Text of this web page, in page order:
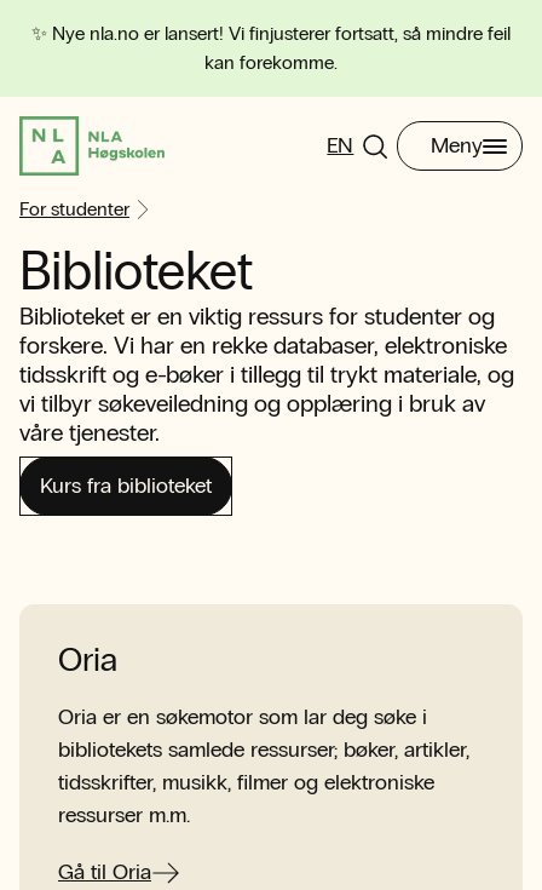
✨ Nye nla.no er lansert! Vi finjusterer fortsatt, så mindre feil
kan forekomme.
EN Meny
For studenter
Biblioteket
Biblioteket er en viktig ressurs for studenter og
forskere. Vi har en rekke databaser, elektroniske
tidsskrift og e-bøker i tillegg til trykt materiale, og
vi tilbyr søkeveiledning og opplæring i bruk av
våre tjenester.
Kurs fra biblioteket
Oria
Oria er en søkemotor som lar deg søke i
bibliotekets samlede ressurser; bøker, artikler,
tidsskrifter, musikk, filmer og elektroniske
ressurser m.m.
Gå til Oria